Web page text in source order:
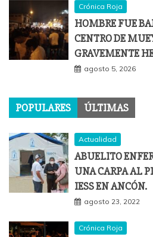
Crónica Roja
HOMBRE FUE
CENTRO DE
GRAVEMENTE
agosto 5, 2026
POPULARES ÚLTIMAS
Actualidad
ABUELITO
UNA CARPA AL
IESS EN ANCÓN.
agosto 23, 2022
Crónica Roja